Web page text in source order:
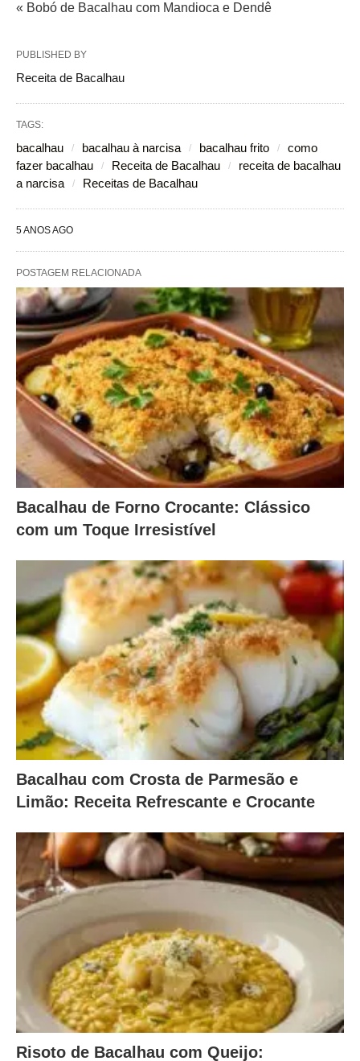
« Bobó de Bacalhau com Mandioca e Dendê
PUBLISHED BY
Receita de Bacalhau
TAGS:
bacalhau bacalhau à narcisa bacalhau frito
como
fazer bacalhau
Receita de Bacalhau
receita de bacalhau
a narcisa
Receitas de Bacalhau
5 ANOS AGO
POSTAGEM RELACIONADA
Bacalhau de Forno Crocante: Clássico
com um Toque Irresistível
Bacalhau com Crosta de Parmesão e
Limão: Receita Refrescante e Crocante
Risoto de Bacalhau com Queijo: